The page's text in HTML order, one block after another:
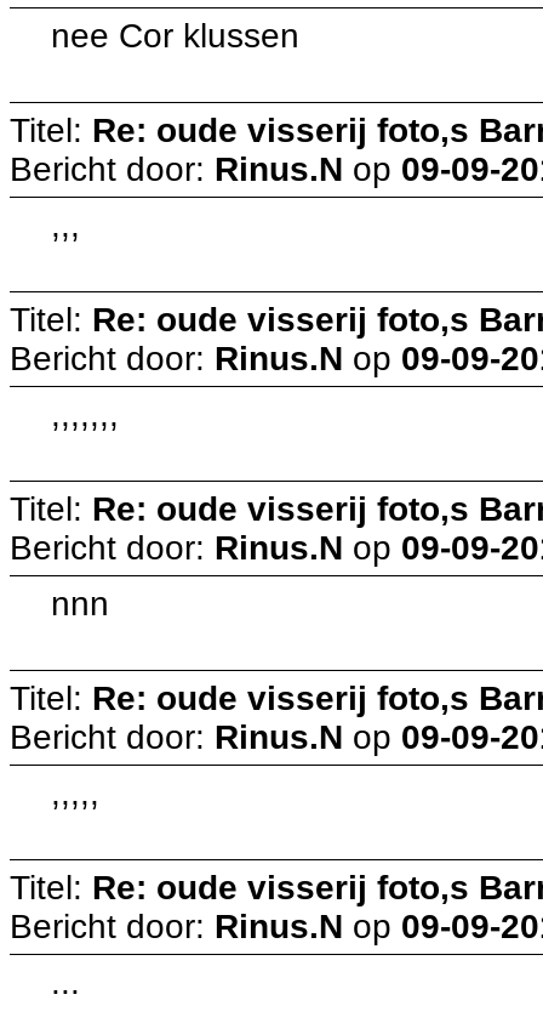
nee Cor klussen
Titel: Re: oude visserij foto,s
Bericht door: Rinus.N op 09-09-
,,,
Titel: Re: oude visserij foto,s
Bericht door: Rinus.N op 09-09-
,,,,,,,
Titel: Re: oude visserij foto,s
Bericht door: Rinus.N op 09-09-
nnn
Titel: Re: oude visserij foto,s
Bericht door: Rinus.N op 09-09-
,,,,,
Titel: Re: oude visserij foto,s
Bericht door: Rinus.N op 09-09-
...